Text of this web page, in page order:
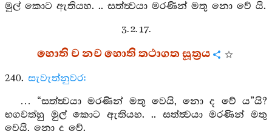
මුල් කොට ඇතියහ. .. සත්ත්‍වයා මරණින් මතු නො වේ යි.
3. 2. 17.
හොති ච නච හොති තථාගත සූත්‍රය
240. සැවැත්නුවර:
… “සත්ත්‍වයා මරණින් මතු වෙයි, නො ද වේ ය”යි?
භගවත්හු මුල් කොට ඇතියහ. .. සත්ත්‍වයා මරණින් මතු
වෙයි, නො ද වේ.